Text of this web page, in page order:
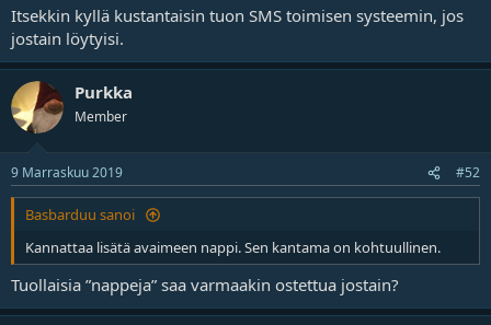
l
o
i
t
t
a
j
a
ä
r
ä
Itsekkin kyllä kustantaisin tuon SMS toimisen systeemin, jos
jostain löytyisi.
Purkka
Member
9 Marraskuu 2019 #52
Basbarduu sanoi
Kannattaa lisätä avaimeen nappi. Sen kantama on kohtuullinen.
Tuollaisia ”nappeja” saa varmaakin ostettua jostain?